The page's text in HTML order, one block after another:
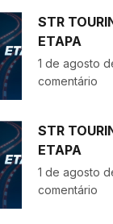
STR
ETAPA
1 de agosto
comentário
STR
ETAPA
1 de agosto
comentário